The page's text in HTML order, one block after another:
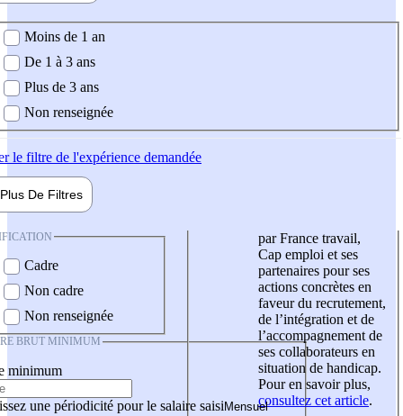
demandée
Moins de 1 an
De 1 à 3 ans
Plus de 3 ans
Non renseignée
le filtre de l'expérience demandée
Plus De Filtres
Cadre
Non cadre
Non renseignée
BRUT MINIMUM
minimum
une périodicité pour le salaire saisi
par France travail,
Cap emploi et ses
partenaires pour ses
actions concrètes en
faveur du recrutement,
de l’intégration et de
l’accompagnement de
ses collaborateurs en
situation de handicap.
Pour en savoir plus,
consultez cet article.